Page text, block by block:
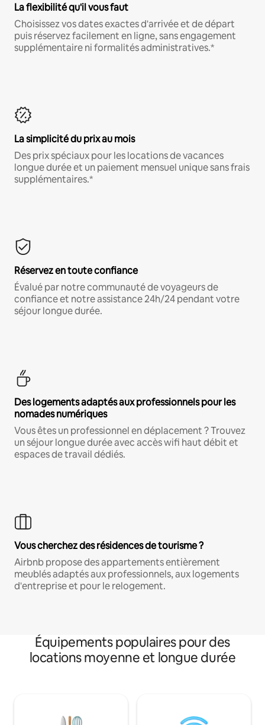
La flexibilité qu'il vous faut
Choisissez vos dates exactes d'arrivée et de départ
puis réservez facilement en ligne, sans engagement
supplémentaire ni formalités administratives.*
La simplicité du prix au mois
Des prix spéciaux pour les locations de vacances
longue durée et un paiement mensuel unique sans frais
supplémentaires.*
Réservez en toute confiance
Évalué par notre communauté de voyageurs de
confiance et notre assistance 24h/24 pendant votre
séjour longue durée.
Des logements adaptés aux professionnels pour les
nomades numériques
Vous êtes un professionnel en déplacement ? Trouvez
un séjour longue durée avec accès wifi haut débit et
espaces de travail dédiés.
Vous cherchez des résidences de tourisme ?
Airbnb propose des appartements entièrement
meublés adaptés aux professionnels, aux logements
d'entreprise et pour le relogement.
Équipements populaires pour des
locations moyenne et longue durée